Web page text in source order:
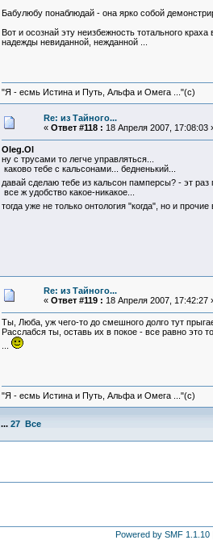
Бабулюбу понаблюдай - она ярко собой
Вот и осознай эту неизбежность тотального
надежды невиданной, нежданной ...
"Я - есмь Истина и Путь, Альфа и Омега ..."(с)
Re: из Тайного...
« Ответ #118 : 18 Апреля 2007, 17:08:03
Oleg.Ol
ну с трусами то легче управляться...
каково тебе с кальсонами... бедненький...
давай сделаю тебе из кальсон памперсы? - эт
все ж удобство какое-никакое...
тогда уже не только онтология "когда", но и
Re: из Тайного...
« Ответ #119 : 18 Апреля 2007, 17:42:27
Ты, Люба, уж чего-то до смешного долго тут
Расслабся ты, оставь их в покое - все равно это
"Я - есмь Истина и Путь, Альфа и Омега ..."(с)
... 27 Все
Powered by SMF 1.1.10